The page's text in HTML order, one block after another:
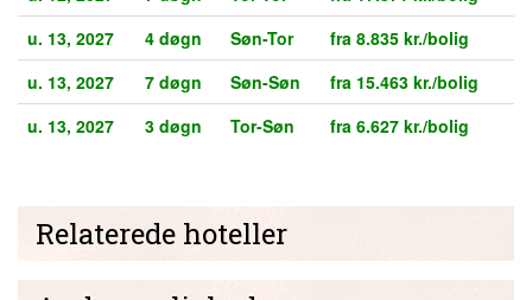
u. 13, 2027
4 døgn Søn-Tor
fra 8.835 kr./bolig
u. 13, 2027
7 døgn Søn-Søn
fra 15.463 kr./bolig
u. 13, 2027
3 døgn Tor-Søn fra 6.627 kr./bolig
Relaterede hoteller